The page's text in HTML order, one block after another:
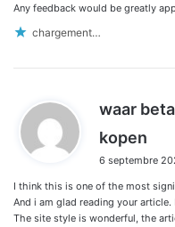
Any feedback would be greatly
chargement…
waar
kopen
t
:
6 septembre
I think this is one of the most
And i am glad reading your
The site style is wonderful, the